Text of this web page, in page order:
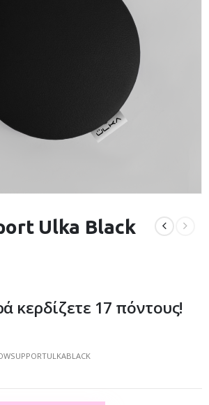
Ulka Black
κερδίζετε 17 πόντους!